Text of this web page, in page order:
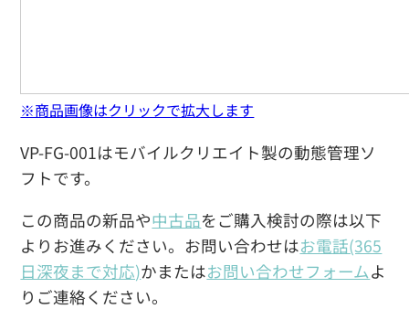
VP-FG-001はモバイルクリエイト製の動態管理ソ
フトです。
この商品の新品や中古品をご購入検討の際は以下
よりお進みください。お問い合わせはお電話(365
日深夜まで対応)かまたはお問い合わせフォームよ
りご連絡ください。
※商品画像はクリックで拡大します